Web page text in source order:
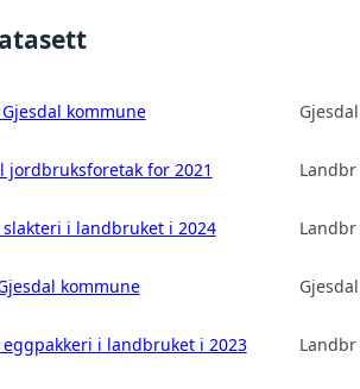
kommune
jordbruksforetak for 2021
i landbruket i 2024
kommune
i landbruket i 2023